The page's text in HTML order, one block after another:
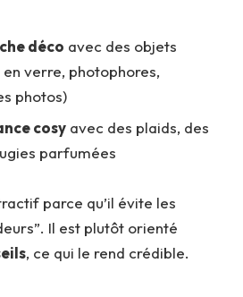
déco avec des objets
verre, photophores,
photos)
cosy avec des plaids, des
parfumées
parce qu’il évite les
Il est plutôt orienté
, ce qui le rend crédible.